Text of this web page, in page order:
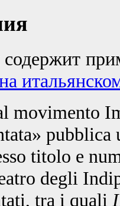
содержит
movimento
titolo e
degli
tra i quali